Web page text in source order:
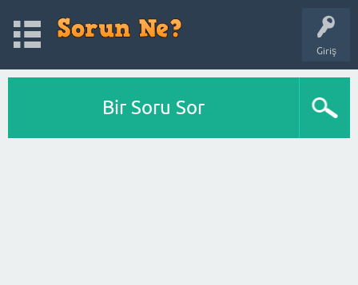
Giriş
Bir Soru Sor